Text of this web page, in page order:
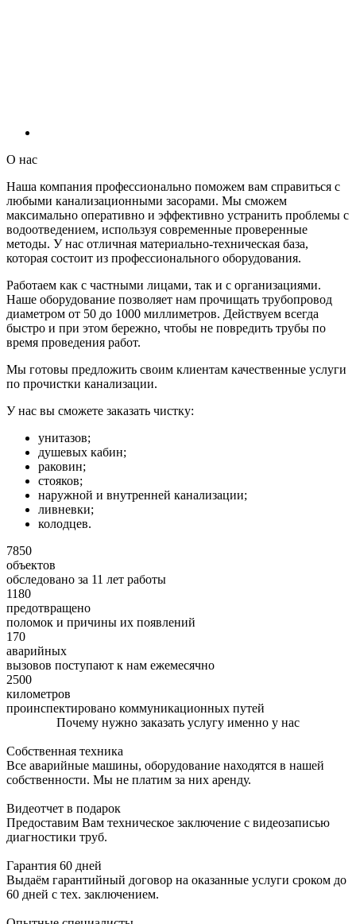
О нас
Наша компания профессионально поможем вам справиться с
любыми канализационными засорами. Мы сможем
максимально оперативно и эффективно устранить проблемы с
водоотведением, используя современные проверенные
методы. У нас отличная материально-техническая база,
которая состоит из профессионального оборудования.
Работаем как с частными лицами, так и с организациями.
Наше оборудование позволяет нам прочищать трубопровод
диаметром от 50 до 1000 миллиметров. Действуем всегда
быстро и при этом бережно, чтобы не повредить трубы по
время проведения работ.
Мы готовы предложить своим клиентам качественные услуги
по прочистки канализации.
У нас вы сможете заказать чистку:
унитазов;
душевых кабин;
раковин;
стояков;
наружной и внутренней канализации;
ливневки;
колодцев.
7850
объектов
обследовано за 11 лет работы
1180
предотвращено
поломок и причины их появлений
170
аварийных
вызовов поступают к нам ежемесячно
2500
километров
проинспектировано коммуникационных путей
Почему нужно заказать услугу именно у нас
Собственная техника
Все аварийные машины, оборудование находятся в нашей
собственности. Мы не платим за них аренду.
Видеотчет в подарок
Предоставим Вам техническое заключение с видеозаписью
диагностики труб.
Гарантия 60 дней
Выдаём гарантийный договор на оказанные услуги сроком до
60 дней с тех. заключением.